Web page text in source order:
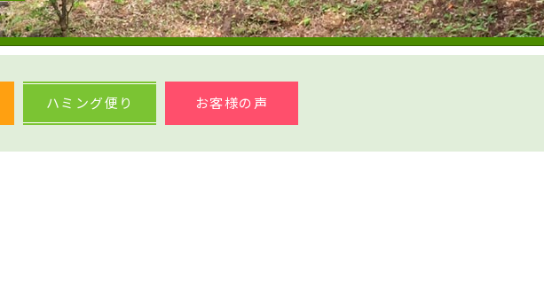
ハミング便り お客様の声